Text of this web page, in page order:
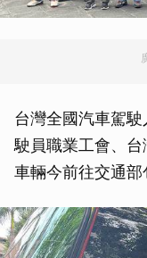
台灣全國汽車駕
駛員職業工會、
車輛今前往交通部